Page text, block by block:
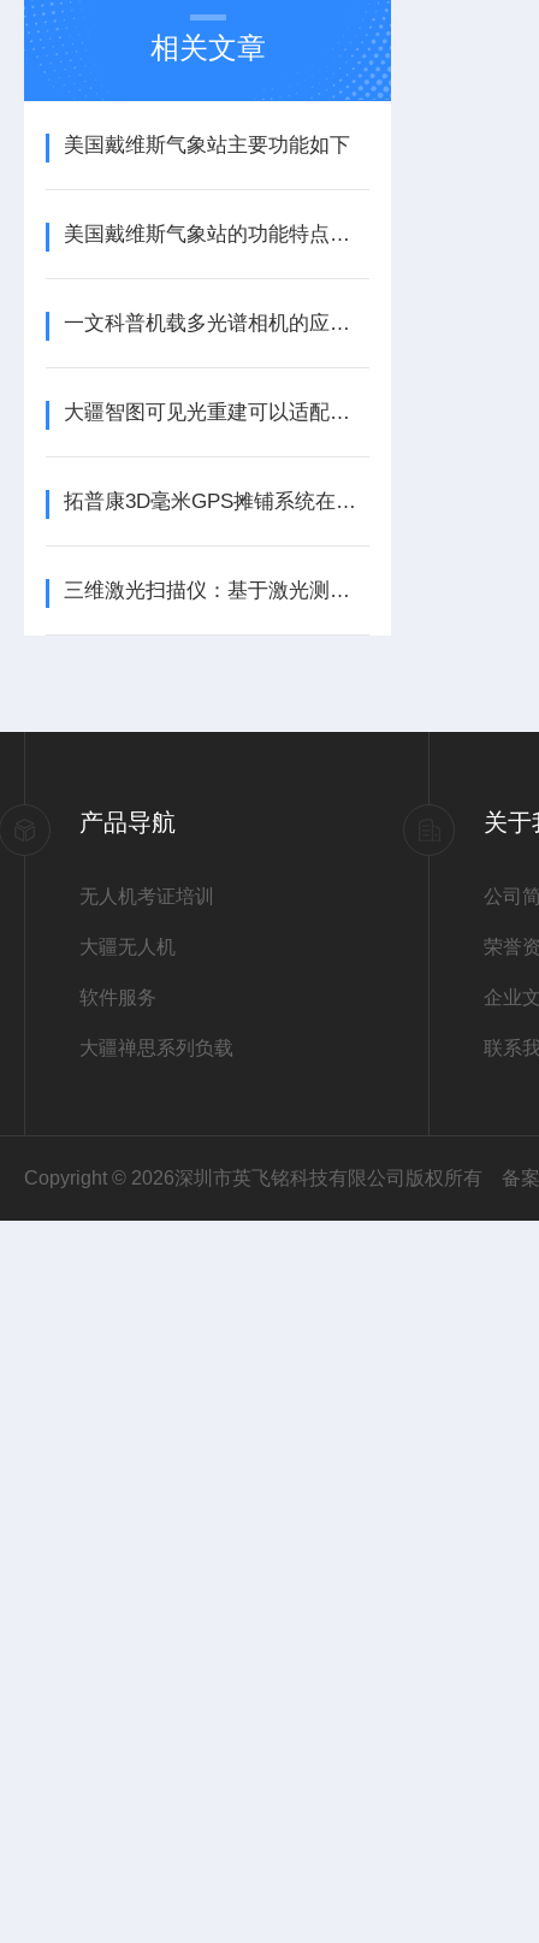
相关文章
美国戴维斯气象站主要功能如下
美国戴维斯气象站的功能特点有哪些呢？
一文科普机载多光谱相机的应用与使用维护
大疆智图可见光重建可以适配第三方相机
拓普康3D毫米GPS摊铺系统在内蒙古路桥高速建设中的成功应用
三维激光扫描仪：基于激光测距的精准三维重建技术揭秘
产品导航
无人机考证培训
大疆无人机
软件服务
大疆禅思系列负载
关于
公司
荣誉
企业
联系
Copyright © 2026深圳市英飞铭科技有限公司版权所有 备